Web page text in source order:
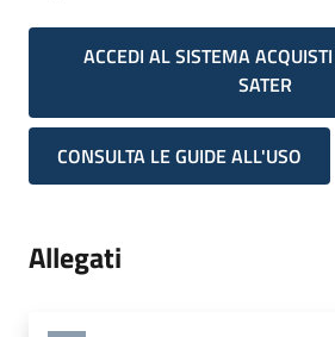
ACCEDI AL SISTEMA
SATER
CONSULTA LE GUIDE ALL'USO
Allegati